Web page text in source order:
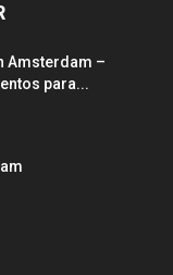
Amsterdam –
para...